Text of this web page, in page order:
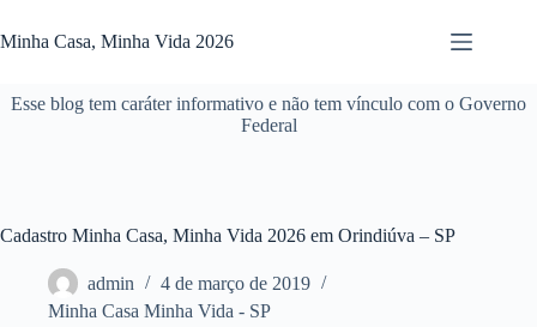
para
o
Minha Casa, Minha Vida 2026
Esse blog tem caráter informativo e não tem vínculo com o Governo
Federal
Cadastro Minha Casa, Minha Vida 2026 em Orindiúva – SP
admin
4 de março de 2019
Minha Casa Minha Vida - SP